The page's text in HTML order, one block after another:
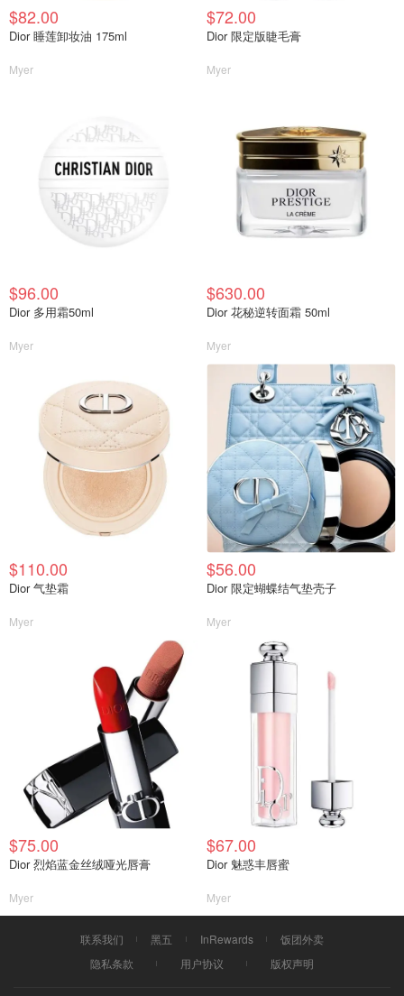
$82.00
Dior 睡莲卸妆油 175ml
Myer
$72.00
Dior 限定版睫毛膏
Myer
$96.00
Dior 多用霜50ml
Myer
$630.00
Dior 花秘逆转面霜 50ml
Myer
$110.00
Dior 气垫霜
Myer
$56.00
Dior 限定蝴蝶结气垫壳子
Myer
$75.00
Dior 烈焰蓝金丝绒哑光唇膏
Myer
$67.00
Dior 魅惑丰唇蜜
Myer
联系我们 黑五 InRewards
饭团外卖
隐私条款
用户协议 版权声明